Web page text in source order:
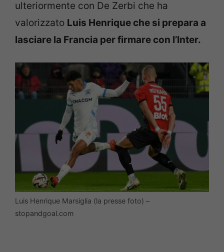
ulteriormente con De Zerbi che ha
valorizzato Luis Henrique che si prepara a
lasciare la Francia per firmare con l’Inter.
Luis Henrique Marsiglia (la presse foto) –
stopandgoal.com